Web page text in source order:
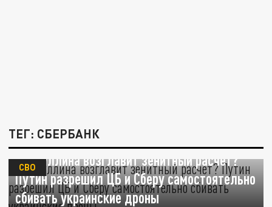
ТЕГ: СБЕРБАНК
Набиуллина возглавит зенитный расчёт?
Путин разрешил ЦБ и Сберу самостоятельно
сбивать украинские дроны
СВО